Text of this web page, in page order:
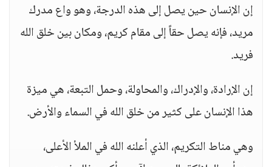
إن الإنسان حين يصل إلى هذه الدرجة، وهو واع مدرك
مريد، فإنه يصل حقاً إلى مقام كريم، ومكان بين خلق الله
فريد.
إن الإرادة، والإدراك، والمحاولة، وحمل التبعة، هي ميزة
هذا الإنسان على كثير من خلق الله في السماء والأرض.
وهي مناط التكريم، الذي أعلنه الله في الملأ الأعلى،